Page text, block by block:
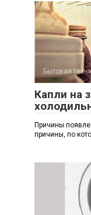
Бытовая
Капли на
Причины
причины, по